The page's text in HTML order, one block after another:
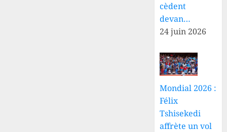
cèdent
devan…
24 juin 2026
Mondial 2026 :
Félix
Tshisekedi
affrète un vol